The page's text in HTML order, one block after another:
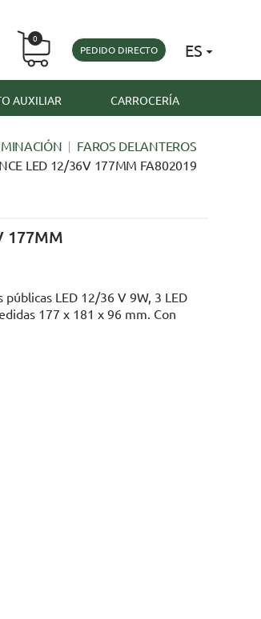
PEDIDO DIRECTO
ES
0
AUXILIAR CARROCERÍA
FAROS DELANTEROS
LED 12/36V 177MM FA802019
177MM
LED 12/36 V 9W, 3 LED
177 x 181 x 96 mm. Con